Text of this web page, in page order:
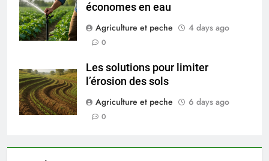
économes en eau
Agriculture et peche
4 days ago
0
Les solutions pour limiter
l’érosion des sols
Agriculture et peche
6 days ago
0